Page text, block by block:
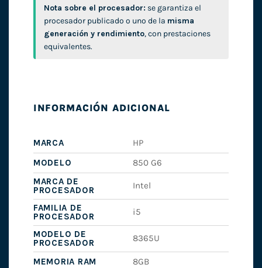
Nota sobre el procesador: se garantiza el
procesador publicado o uno de la misma
generación y rendimiento, con prestaciones
equivalentes.
INFORMACIÓN ADICIONAL
MARCA
HP
MODELO
850 G6
MARCA DE
PROCESADOR
Intel
FAMILIA DE
PROCESADOR
i5
MODELO DE
PROCESADOR
8365U
MEMORIA RAM
8GB